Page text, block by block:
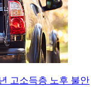
고소득층 노후 불안